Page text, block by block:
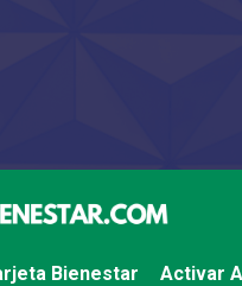
Bienestar Activar